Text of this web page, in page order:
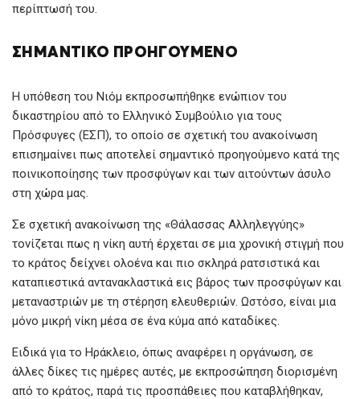
περίπτωσή του.
ΣΗΜΑΝΤΙΚΌ ΠΡΟΗΓΟΎΜΕΝΟ
Η υπόθεση του Νιόμ εκπροσωπήθηκε ενώπιον του
δικαστηρίου από το Ελληνικό Συμβούλιο για τους
Πρόσφυγες (ΕΣΠ), το οποίο σε σχετική του ανακοίνωση
επισημαίνει πως αποτελεί σημαντικό προηγούμενο κατά της
ποινικοποίησης των προσφύγων και των αιτούντων άσυλο
στη χώρα μας.
Σε σχετική ανακοίνωση της «Θάλασσας Αλληλεγγύης»
τονίζεται πως η νίκη αυτή έρχεται σε μια χρονική στιγμή που
το κράτος δείχνει ολοένα και πιο σκληρά ρατσιστικά και
καταπιεστικά αντανακλαστικά εις βάρος των προσφύγων και
μεταναστριών με τη στέρηση ελευθεριών. Ωστόσο, είναι μια
μόνο μικρή νίκη μέσα σε ένα κύμα από καταδίκες.
Ειδικά για το Ηράκλειο, όπως αναφέρει η οργάνωση, σε
άλλες δίκες τις ημέρες αυτές, με εκπροσώπηση διορισμένη
από το κράτος, παρά τις προσπάθειες που καταβλήθηκαν,